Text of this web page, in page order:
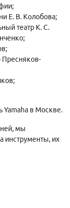
Е. В. Колобова;
театр К. С.
Пресняков-
Yamaha в Москве.
мы
инструменты, их